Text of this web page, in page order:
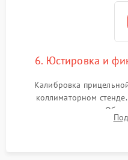
6. Юстировка и
Калибровка
коллиматорном
механизма поправок.
ударном стенде для